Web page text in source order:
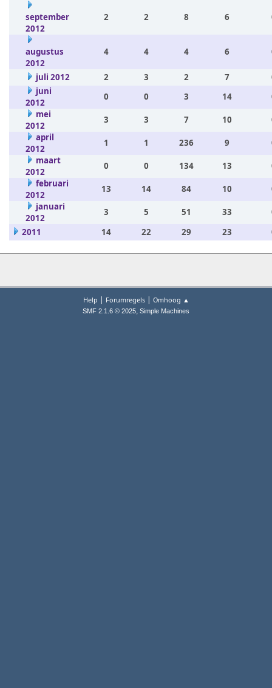
september
2012
2 2 8 6
augustus
2012
4 4 4 6
juli 2012 2 3 2 7
juni
2012
0 0 3 14
mei
2012
3 3 7 10
april
2012
1 1 236 9
maart
2012
0 0 134 13
februari
2012
13 14 84 10
januari
2012
3 5 51 33
2011
14 22 29 23
Help | Forumregels| Omhoog ▲
SMF 2.1.6 © 2025, Simple Machines